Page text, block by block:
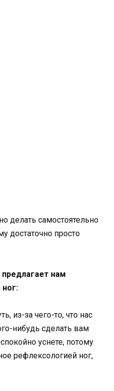
делать самостоятельно
достаточно просто
нам
из-за чего-то, что нас
нибудь сделать вам
уснете, потому
рефлексологией ног,